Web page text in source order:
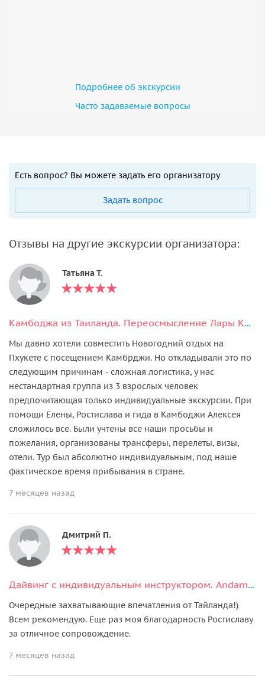
Подробнее об экскурсии
Часто задаваемые вопросы
Есть вопрос? Вы можете задать его организатору
Задать вопрос
Отзывы на другие экскурсии организатора:
Татьяна Т.
Камбоджа из Таиланда. Переосмысление Лары Крофт. Два дня
Мы давно хотели совместить Новогодний отдых на
Пхукете с посещением Камбрджи. Но откладывали это по
следующим причинам - сложная логистика, у нас
нестандартная группа из 3 взрослых человек
предпочитающая только индивидуальные экскурсии. При
помощи Елены, Ростислава и гида в Камбоджи Алексея
сложилось все. Были учтены все наши просьбы и
пожелания, организованы трансферы, перелеты, визы,
отели. Тур был абсолютно индивидуальным, под наше
фактическое время прибывания в стране.
7 месяцев назад
Дмитрий П.
Дайвинг с индивидуальным инструктором. Andaman Diving&Travel Company
Очередные захватывающие впечатления от Тайланда!)
Всем рекомендую. Еще раз моя благодарность Ростиславу
за отличное сопровождение.
7 месяцев назад